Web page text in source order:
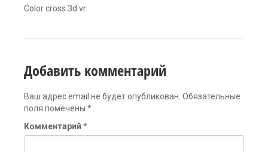
Color cross 3d vr
Добавить комментарий
Ваш адрес email не будет опубликован. Обязательные
поля помечены *
Комментарий *